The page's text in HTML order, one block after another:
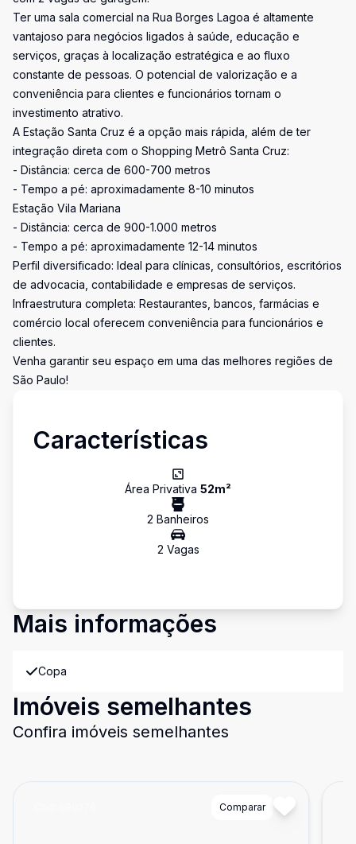
Ter uma sala comercial na Rua Borges Lagoa é altamente
vantajoso para negócios ligados à saúde, educação e
serviços, graças à localização estratégica e ao fluxo
constante de pessoas. O potencial de valorização e a
conveniência para clientes e funcionários tornam o
investimento atrativo.
A Estação Santa Cruz é a opção mais rápida, além de ter
integração direta com o Shopping Metrô Santa Cruz:
- Distância: cerca de 600-700 metros
- Tempo a pé: aproximadamente 8-10 minutos
Estação Vila Mariana
- Distância: cerca de 900-1.000 metros
- Tempo a pé: aproximadamente 12-14 minutos
Perfil diversificado: Ideal para clínicas, consultórios, escritórios
de advocacia, contabilidade e empresas de serviços.
Infraestrutura completa: Restaurantes, bancos, farmácias e
comércio local oferecem conveniência para funcionários e
clientes.
Venha garantir seu espaço em uma das melhores regiões de
São Paulo!
Características
Área Privativa 52m²
2 Banheiros
2 Vagas
Mais informações
Copa
Imóveis semelhantes
Confira imóveis semelhantes
Comparar